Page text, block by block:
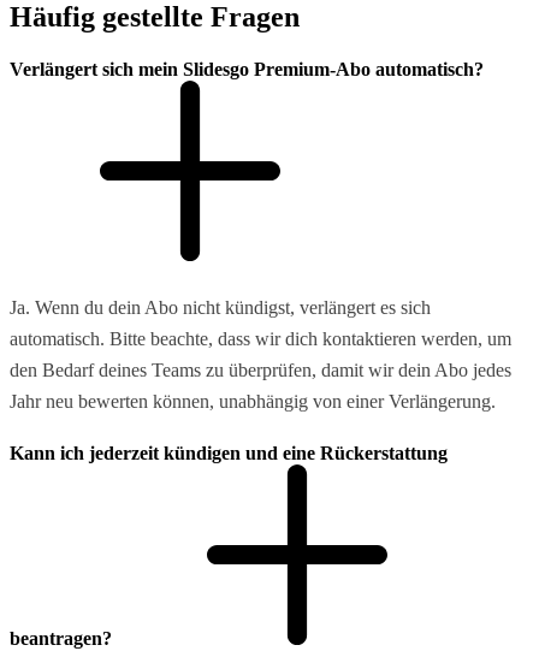
Häufig gestellte Fragen
Verlängert sich mein Slidesgo Premium-Abo automatisch?
Ja. Wenn du dein Abo nicht kündigst, verlängert es sich
automatisch. Bitte beachte, dass wir dich kontaktieren werden, um
den Bedarf deines Teams zu überprüfen, damit wir dein Abo jedes
Jahr neu bewerten können, unabhängig von einer Verlängerung.
Kann ich jederzeit kündigen und eine Rückerstattung
beantragen?